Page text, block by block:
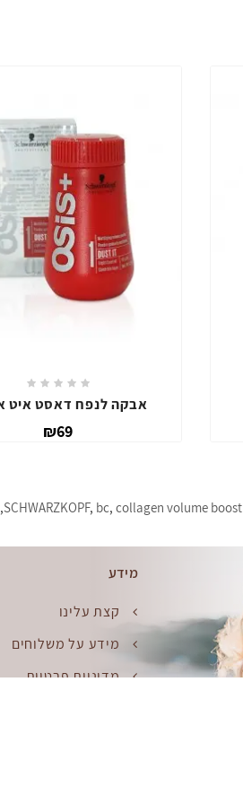
אוסיס שמפו יבש ללא שטיפה
SCHWARZKOPF, bc, collagen volume boost
,
מידע
קצת עלינו
מידע על משלוחים
מדיניות פרטיות